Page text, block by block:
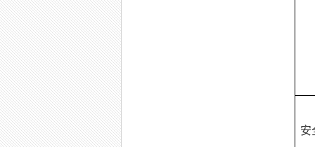
安